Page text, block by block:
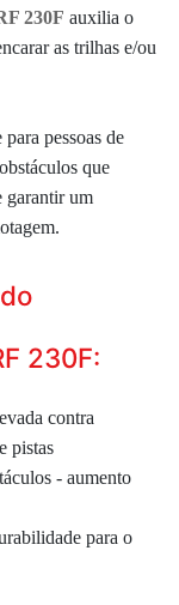
230F auxilia o
as trilhas e/ou
pessoas de
que
garantir um
230F:
contra
pistas
- aumento
para o